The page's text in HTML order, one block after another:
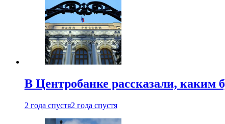
В Центробанке рассказали, каким
2 года спустя2 года спустя